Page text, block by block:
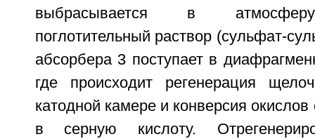
выбрасывается в
поглотительный раствор (сульфат-
абсорбера 3 поступает в
где происходит регенерация
катодной камере и конверсия
в серную кислоту.